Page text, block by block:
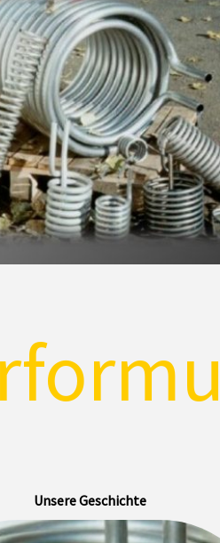
Unsere Geschichte